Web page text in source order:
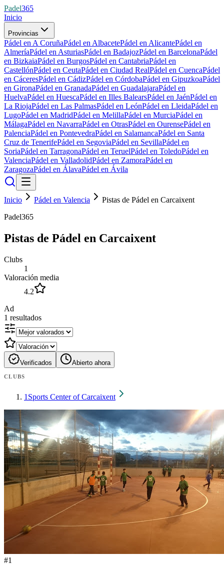
Padel365
Inicio
Provincias
Pádel en A CoruñaPádel en AlbacetePádel en AlicantePádel en
AlmeríaPádel en AsturiasPádel en BadajozPádel en BarcelonaPádel
en BizkaiaPádel en BurgosPádel en CantabriaPádel en
CastellónPádel en CeutaPádel en Ciudad RealPádel en CuencaPádel
en CáceresPádel en CádizPádel en CórdobaPádel en GipuzkoaPádel
en GironaPádel en GranadaPádel en GuadalajaraPádel en
HuelvaPádel en HuescaPádel en Illes BalearsPádel en JaénPádel en
La RiojaPádel en Las PalmasPádel en LeónPádel en LleidaPádel en
LugoPádel en MadridPádel en MelillaPádel en MurciaPádel en
MálagaPádel en NavarraPádel en OtrasPádel en OurensePádel en
PalenciaPádel en PontevedraPádel en SalamancaPádel en Santa
Cruz de TenerifePádel en SegoviaPádel en SevillaPádel en
SoriaPádel en TarragonaPádel en TeruelPádel en ToledoPádel en
ValenciaPádel en ValladolidPádel en ZamoraPádel en
ZaragozaPádel en ÁlavaPádel en Ávila
Inicio Pádel en Valencia
Pistas de Pádel en Carcaixent
Padel365
Pistas de Pádel en Carcaixent
Clubs
1
Valoración media
4.2
Ad
1 resultados
Verificados Abierto ahora
CLUBS
1 Sports Center of Carcaixent
#1